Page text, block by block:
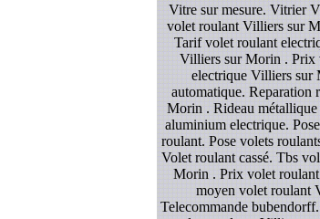
Vitre sur mesure. Vitrier
volet roulant Villiers sur
Tarif volet roulant
Villiers sur Morin . Prix
electrique Villiers sur
automatique.
Morin . Rideau
aluminium electrique.
roulant. Pose volets
Volet roulant cassé. Tbs
Morin . Prix volet
moyen volet roulant
Telecommande